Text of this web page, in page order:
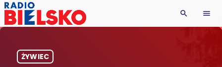
search menu
ŻYWIEC